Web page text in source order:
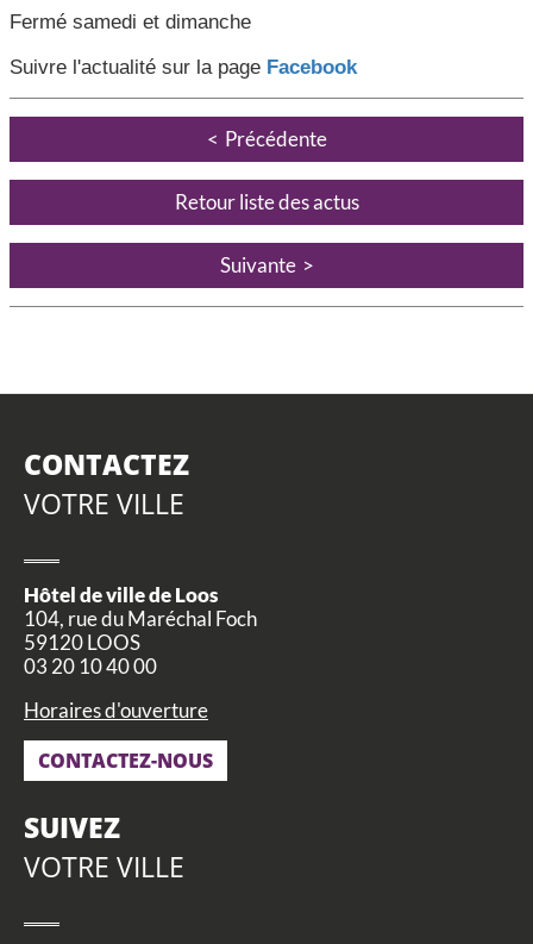
Fermé samedi et dimanche
Suivre l'actualité sur la page Facebook
Précédente
Retour liste des actus
Suivante
CONTACTEZ
VOTRE VILLE
Hôtel de ville de Loos
104, rue du Maréchal Foch
59120 LOOS
03 20 10 40 00
Horaires d'ouverture
CONTACTEZ-NOUS
SUIVEZ
VOTRE VILLE